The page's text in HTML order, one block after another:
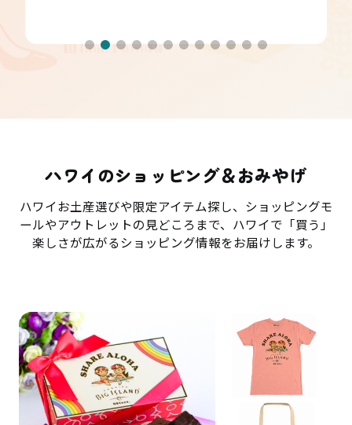
ハワイのショッピング＆おみやげ
ハワイお土産選びや限定アイテム探し、ショッピングモ
ールやアウトレットの見どころまで、ハワイで「買う」
楽しさが広がるショッピング情報をお届けします。